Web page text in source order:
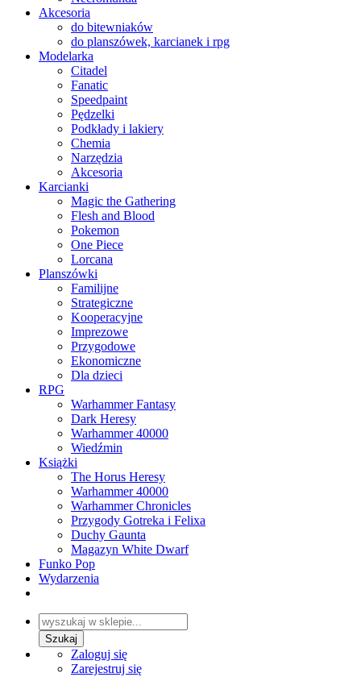
Akcesoria
do bitewniaków
do planszówek, karcianek i rpg
Modelarka
Citadel
Fanatic
Speedpaint
Pędzelki
Podkłady i lakiery
Chemia
Narzędzia
Akcesoria
Karcianki
Magic the Gathering
Flesh and Blood
Pokemon
One Piece
Lorcana
Planszówki
Familijne
Strategiczne
Kooperacyjne
Imprezowe
Przygodowe
Ekonomiczne
Dla dzieci
RPG
Warhammer Fantasy
Dark Heresy
Warhammer 40000
Wiedźmin
Książki
The Horus Heresy
Warhammer 40000
Warhammer Chronicles
Przygody Gotreka i Felixa
Duchy Gaunta
Magazyn White Dwarf
Funko Pop
Wydarzenia
Zaloguj się
Zarejestruj się